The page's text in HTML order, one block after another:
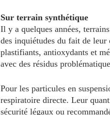
Sur terrain synthétique
Il y a quelques années,
des inquiétudes du fait de
plastifiants, antioxydants et
avec des résidus
Pour les particules en
respiratoire directe. Leur
sécurité légaux ou